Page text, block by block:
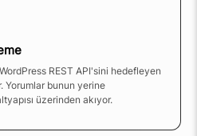
REST API'sini hedefleyen
Yorumlar bunun yerine
üzerinden akıyor.